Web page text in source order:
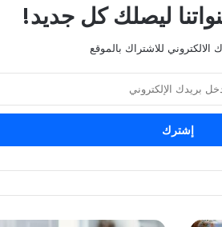
ليصلك كل جديد!
الالكتروني للاشتراك بالموقع